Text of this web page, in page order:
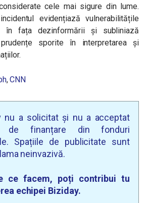
cele mai sigure din lume.
evidențiază vulnerabilitățile
în fața dezinformării și subliniază
sporite în interpretarea și
,CNN
nu a solicitat și nu a acceptat
de finanțare din fonduri
Spațiile de publicitate sunt
neinvazivă.
ce facem, poți contribui tu
echipei Biziday.